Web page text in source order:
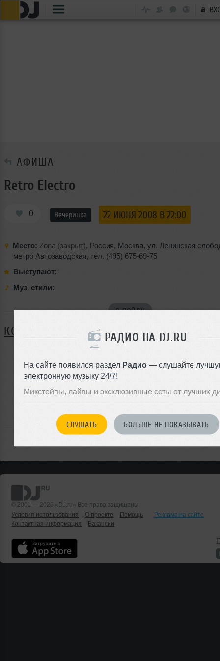
РАДИО НА DJ.RU
На сайте появился раздел Радио — слушайте
электронную музыку 24/7!
Микстейпы, лайвы и эксклюзивные сеты от лучших
СЛУШАТЬ БОЛЬШЕ НЕ ПОКАЗЫВАТЬ
АФИША
Retro Electro
0 Вечеринка 22 ИЮНЯ 2008 В 22:00
Место: Zona (закрыт), Россия, Москва, ул. Ленинская
метро Автозаводская, тел. (495) 675-69-75
Выступают:
Муз. стили:
Я ПОЙДУ
КОММЕНТАРИИ
ЗАРЕГИСТРИРУЙТЕСЬ
Или
© 2001 — 2026 «DJ.ru» Все права защищены.
Условия использования
О проекте Помощь
Реклама на сайте
Контактная информация
Вакансии